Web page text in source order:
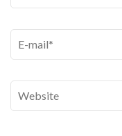
E-
mail*
Website